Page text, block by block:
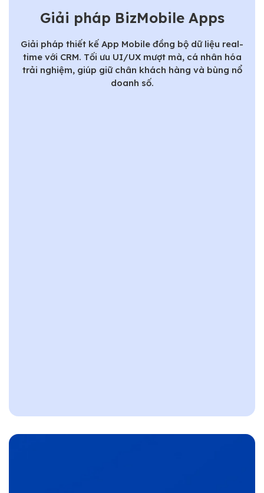
Giải pháp BizMobile Apps
Giải pháp thiết kế App Mobile đồng bộ dữ liệu real-
time với CRM. Tối ưu UI/UX mượt mà, cá nhân hóa
trải nghiệm, giúp giữ chân khách hàng và bùng nổ
doanh số.